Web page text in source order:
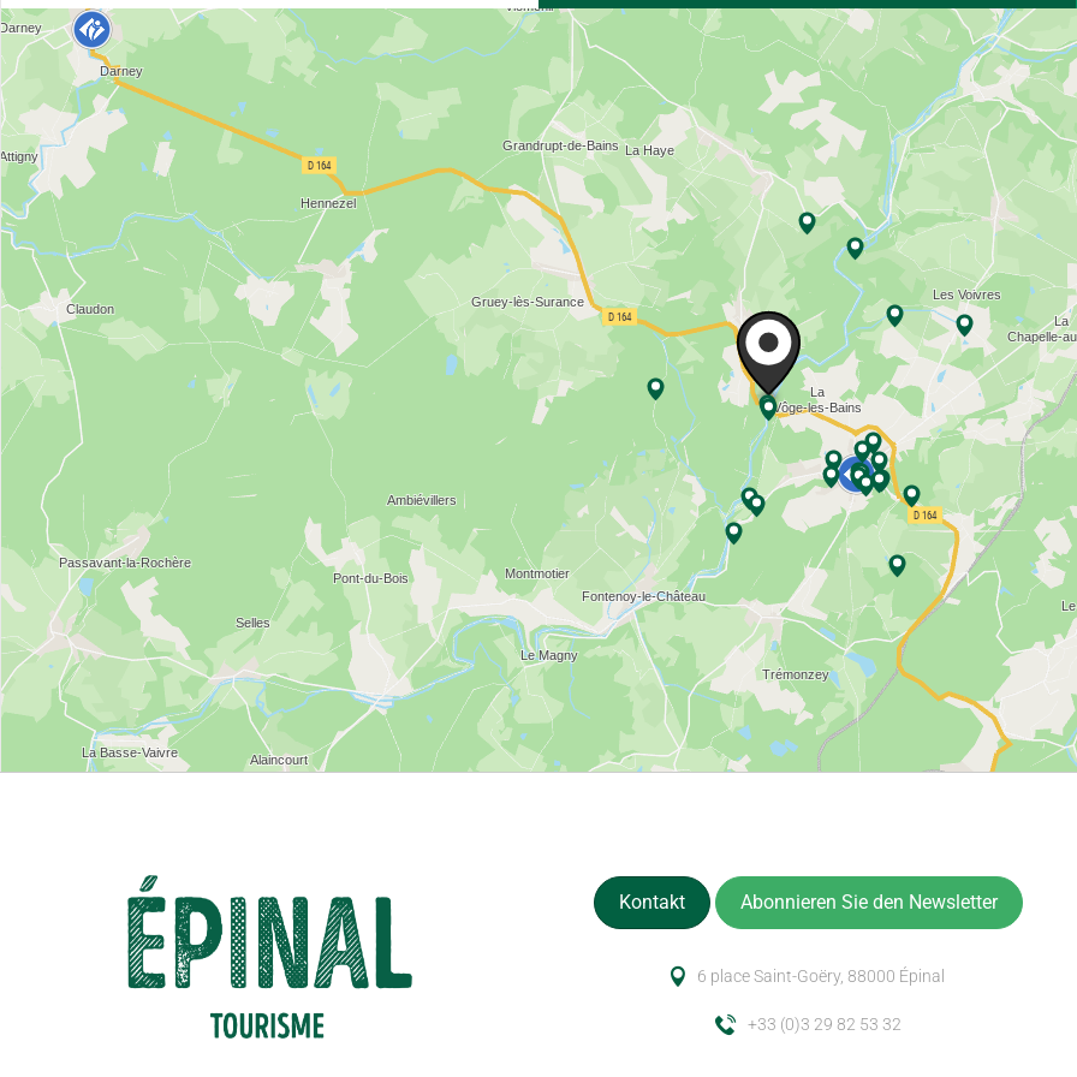
Kontakt Abonnieren Sie den Newsletter
6 place Saint-Goëry, 88000 Épinal
+33 (0)3 29 82 53 32